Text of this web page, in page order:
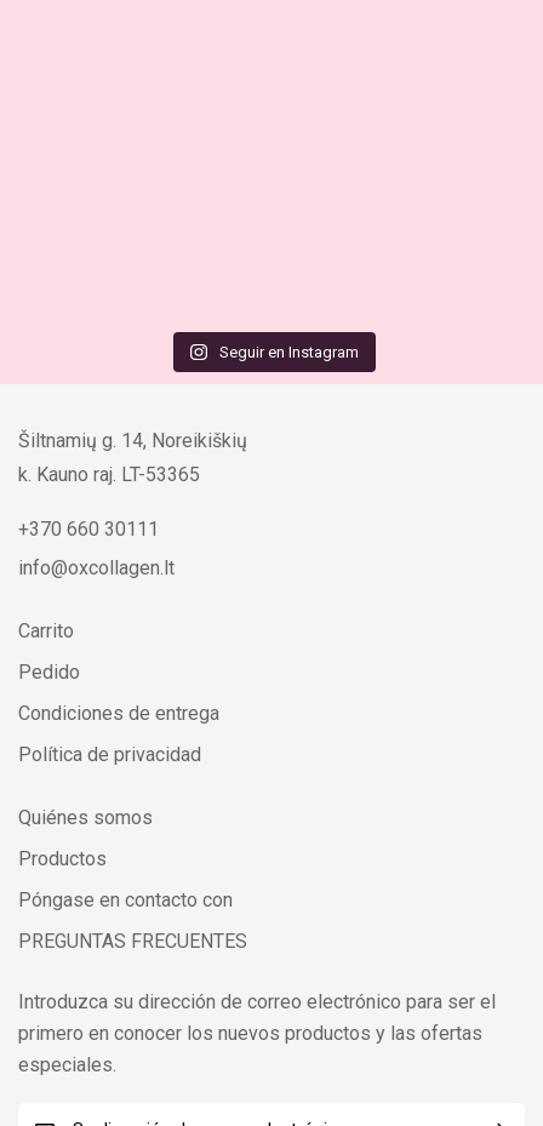
Seguir en Instagram
Šiltnamių g. 14, Noreikiškių
k. Kauno raj. LT-53365
+370 660 30111
info@oxcollagen.lt
Carrito
Pedido
Condiciones de entrega
Política de privacidad
Quiénes somos
Productos
Póngase en contacto con
PREGUNTAS FRECUENTES
Introduzca su dirección de correo electrónico para ser el
primero en conocer los nuevos productos y las ofertas
especiales.